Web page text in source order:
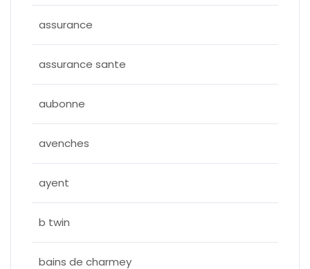
assurance
assurance sante
aubonne
avenches
ayent
b twin
bains de charmey